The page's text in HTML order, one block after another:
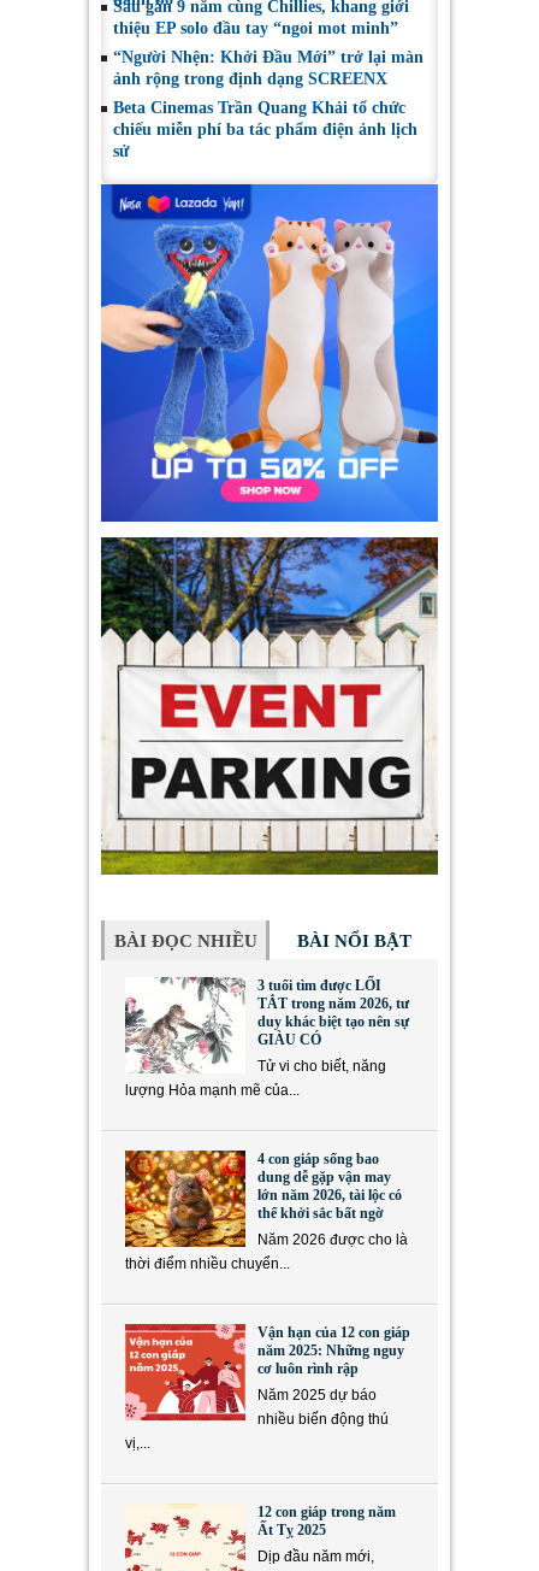
Sau gần 9 năm cùng Chillies, khang giới
thiệu EP solo đầu tay “ngoi mot minh”
“Người Nhện: Khởi Đầu Mới” trở lại màn
ảnh rộng trong định dạng SCREENX
Beta Cinemas Trần Quang Khải tổ chức
chiếu miễn phí ba tác phẩm điện ảnh lịch
sử
BÀI ĐỌC NHIỀU BÀI NỔI BẬT
3 tuổi tìm được LỐI
TẮT trong năm 2026, tư
duy khác biệt tạo nên sự
GIÀU CÓ
Tử vi cho biết, năng
lượng Hỏa mạnh mẽ của...
4 con giáp sống bao
dung dễ gặp vận may
lớn năm 2026, tài lộc có
thể khởi sắc bất ngờ
Năm 2026 được cho là
thời điểm nhiều chuyển...
Vận hạn của 12 con giáp
năm 2025: Những nguy
cơ luôn rình rập
Năm 2025 dự báo
nhiều biến động thú
vị,...
12 con giáp trong năm
Ất Tỵ 2025
Dịp đầu năm mới,